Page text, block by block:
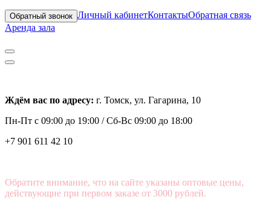
Обратный звонок Личный кабинетКонтактыОбратная связь
Аренда зала
Ждём вас по адресу: г. Томск, ул. Гагарина, 10
Пн-Пт с 09:00 до 19:00 /Сб-Вс 09:00 до 18:00
+7 901 611 42 10
Обратите внимание, что на сайте указаны оптовые цены,
действующие при первом заказе от 3000 рублей.